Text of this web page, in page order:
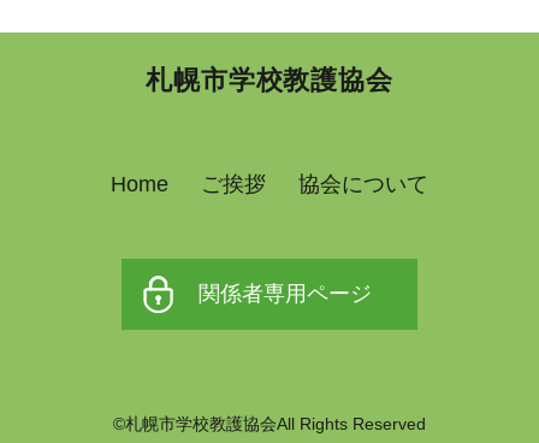
札幌市学校教護協会
Home ご挨拶 協会について
関係者専用ページ
©札幌市学校教護協会All Rights Reserved